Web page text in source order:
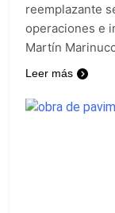
reemplazante
operaciones e
Martín
Leer más